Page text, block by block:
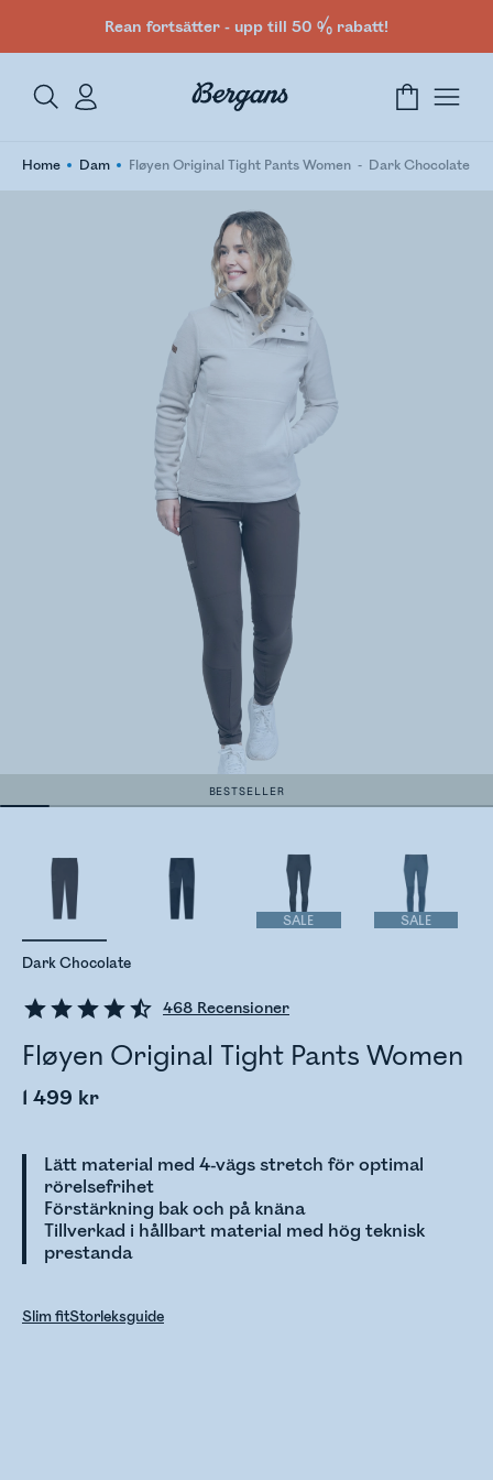
Rean fortsätter - upp till 50 % rabatt!
Home Dam Fløyen Original Tight Pants Women Dark Chocolate
BESTSELLER
468 Recensioner
Fløyen Original Tight Pants Women
1 499 kr
Lätt material med 4-vägs stretch för optimal
rörelsefrihet
Förstärkning bak och på knäna
Tillverkad i hållbart material med hög teknisk
prestanda
Dark Chocolate
SALE SALE
Slim fitStorleksguide